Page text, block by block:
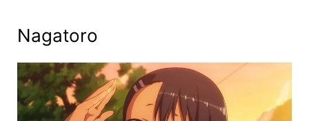
Nagatoro